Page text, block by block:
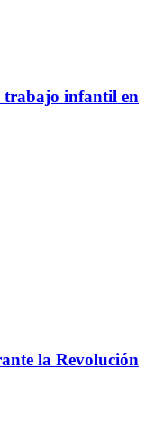
trabajo infantil en
la Revolución